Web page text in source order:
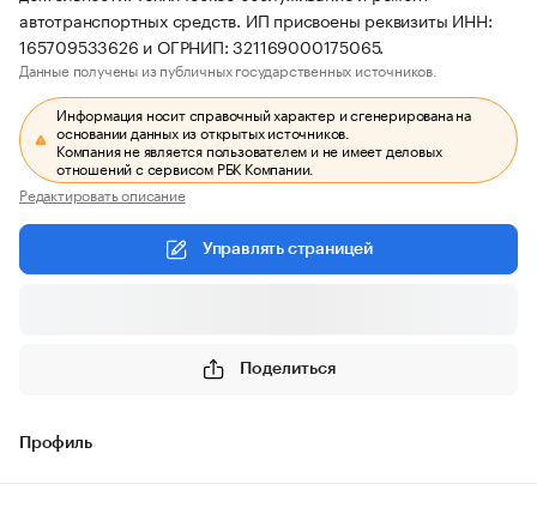
автотранспортных средств. ИП присвоены реквизиты ИНН:
165709533626 и ОГРНИП: 321169000175065.
Данные получены из публичных государственных источников.
Информация носит справочный характер и сгенерирована на
основании данных из открытых источников.
Компания не является пользователем и не имеет деловых
отношений с сервисом РБК Компании.
Редактировать описание
Управлять страницей
Поделиться
Профиль